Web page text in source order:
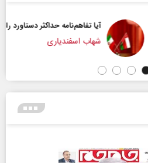
حداکثر دستاورد راهبردی ایران بود؟